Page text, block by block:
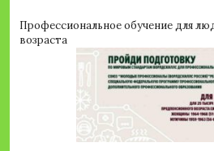
Профессиональное обучение для
возраста